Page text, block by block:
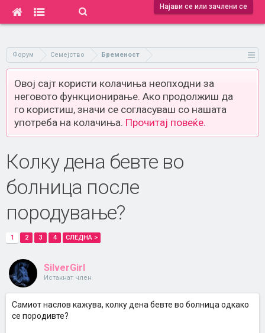
Најави се или зачлени се
Форум Семејство Бременост
Овој сајт користи колачиња неопходни за
неговото функционирање. Ако продолжиш да
го користиш, значи се согласуваш со нашата
употреба на колачиња. Прочитај повеќе.
Колку дена бевте во
болница после
породување?
1 2 3 4 СЛЕДНА >
SilverGirl
Истакнат член
Самиот наслов кажува, колку дена бевте во болница одкако
се породивте?